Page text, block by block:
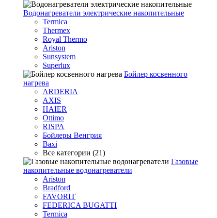
Водонагреватели электрические накопительные
Termica
Thermex
Royal Thermo
Ariston
Sunsystem
Superlux
Бойлер косвенного
нагрева
ARDERIA
AXIS
HAIER
Ottimo
RISPA
Бойлеры Венгрия
Baxi
Все категории (21)
Газовые
накопительные водонагреватели
Ariston
Bradford
FAVORIT
FEDERICA BUGATTI
Termica